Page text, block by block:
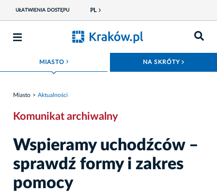
UŁATWIENIA DOSTĘPU PL
MIASTO ROZWIŃ MENU NA SKRÓTY
Miasto Aktualności
Komunikat archiwalny
Wspieramy uchodźców –
sprawdź formy i zakres
pomocy